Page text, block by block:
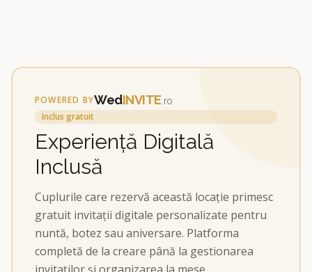
POWERED BYWedINVITE .ro
Inclus gratuit
Experiență Digitală
Inclusă
Cuplurile care rezervă această locație primesc
gratuit invitații digitale personalizate pentru
nuntă, botez sau aniversare. Platforma
completă de la creare până la gestionarea